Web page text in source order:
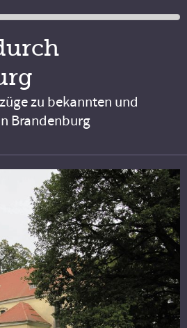
zu bekannten und
Brandenburg